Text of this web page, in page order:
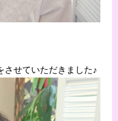
せていただきました♪